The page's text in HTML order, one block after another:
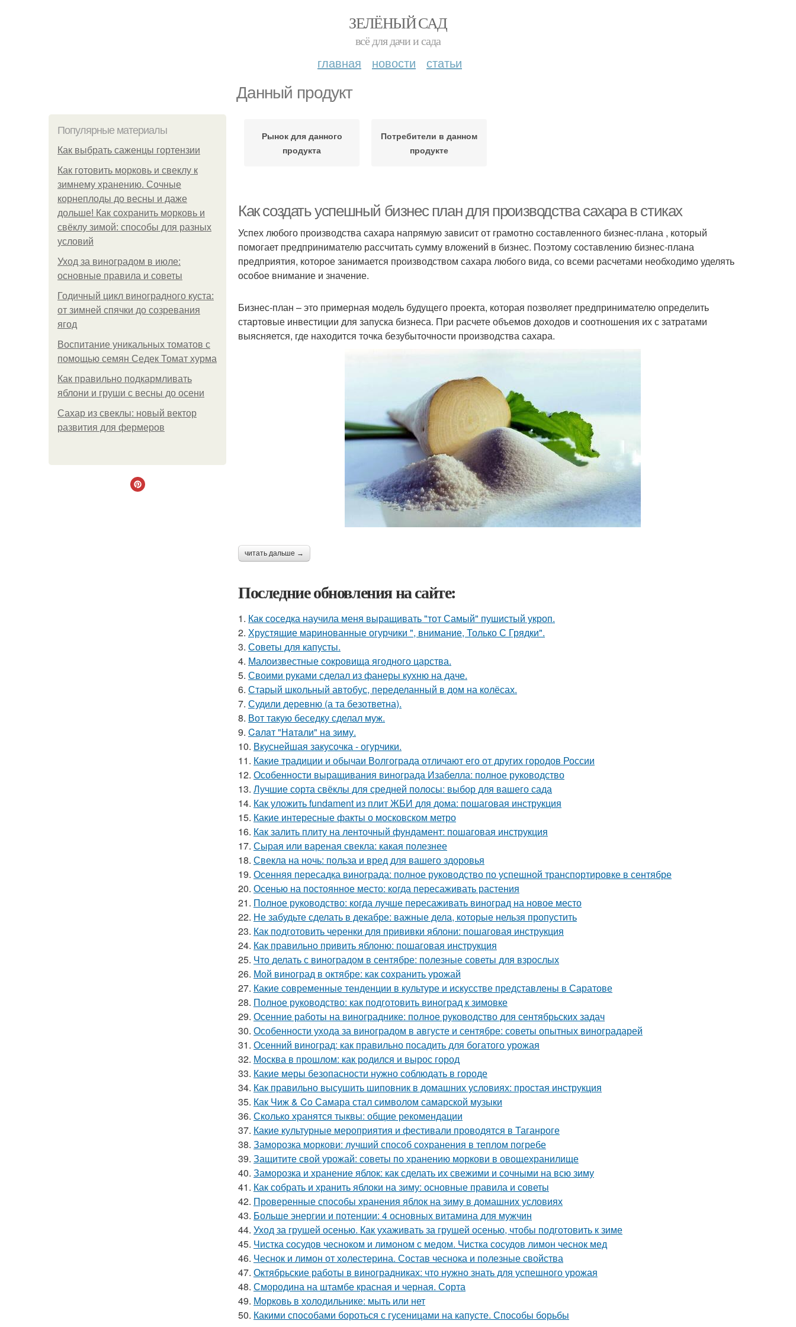
ЗЕЛЁНЫЙ САД
всё для дачи и сада
главная новости статьи
Данный продукт
Популярные материалы
Как выбрать саженцы гортензии
Как готовить морковь и свеклу к
зимнему хранению. Сочные
корнеплоды до весны и даже
дольше! Как сохранить морковь и
свёклу зимой: способы для разных
условий
Уход за виноградом в июле:
основные правила и советы
Годичный цикл виноградного куста:
от зимней спячки до созревания
ягод
Воспитание уникальных томатов с
помощью семян Седек Томат хурма
Как правильно подкармливать
яблони и груши с весны до осени
Сахар из свеклы: новый вектор
развития для фермеров
Рынок для данного
продукта
Потребители в данном
продукте
Как создать успешный бизнес план для производства сахара в стиках
Успех любого производства сахара напрямую зависит от грамотно составленного бизнес-плана , который
помогает предпринимателю рассчитать сумму вложений в бизнес. Поэтому составлению бизнес-плана
предприятия, которое занимается производством сахара любого вида, со всеми расчетами необходимо уделять
особое внимание и значение.
Бизнес-план – это примерная модель будущего проекта, которая позволяет предпринимателю определить
стартовые инвестиции для запуска бизнеса. При расчете объемов доходов и соотношения их с затратами
выясняется, где находится точка безубыточности производства сахара.
читать дальше →
Последние обновления на сайте:
1. Как соседка научила меня выращивать "тот Самый" пушистый укроп.
2. Хрустящие маринованные огурчики ", внимание, Только С Грядки".
3. Советы для капусты.
4. Малоизвестные сокровища ягодного царства.
5. Своими руками сделал из фанеры кухню на даче.
6. Старый школьный автобус, переделанный в дом на колёсах.
7. Судили деревню (а та безответна).
8. Вот такую беседку сделал муж.
9. Caлaт "Нaтaли" нa зиму.
10. Вкуснейшая закусочка - огурчики.
11. Какие традиции и обычаи Волгограда отличают его от других городов России
12. Особенности выращивания винограда Изабелла: полное руководство
13. Лучшие сорта свёклы для средней полосы: выбор для вашего сада
14. Как уложить fundament из плит ЖБИ для дома: пошаговая инструкция
15. Какие интересные факты о московском метро
16. Как залить плиту на ленточный фундамент: пошаговая инструкция
17. Сырая или вареная свекла: какая полезнее
18. Свекла на ночь: польза и вред для вашего здоровья
19. Осенняя пересадка винограда: полное руководство по успешной транспортировке в сентябре
20. Осенью на постоянное место: когда пересаживать растения
21. Полное руководство: когда лучше пересаживать виноград на новое место
22. Не забудьте сделать в декабре: важные дела, которые нельзя пропустить
23. Как подготовить черенки для прививки яблони: пошаговая инструкция
24. Как правильно привить яблоню: пошаговая инструкция
25. Что делать с виноградом в сентябре: полезные советы для взрослых
26. Мой виноград в октябре: как сохранить урожай
27. Какие современные тенденции в культуре и искусстве представлены в Саратове
28. Полное руководство: как подготовить виноград к зимовке
29. Осенние работы на винограднике: полное руководство для сентябрьских задач
30. Особенности ухода за виноградом в августе и сентябре: советы опытных виноградарей
31. Осенний виноград: как правильно посадить для богатого урожая
32. Москва в прошлом: как родился и вырос город
33. Какие меры безопасности нужно соблюдать в городе
34. Как правильно высушить шиповник в домашних условиях: простая инструкция
35. Как Чиж & Co Самара стал символом самарской музыки
36. Сколько хранятся тыквы: общие рекомендации
37. Какие культурные мероприятия и фестивали проводятся в Таганроге
38. Заморозка моркови: лучший способ сохранения в теплом погребе
39. Защитите свой урожай: советы по хранению моркови в овощехранилище
40. Заморозка и хранение яблок: как сделать их свежими и сочными на всю зиму
41. Как собрать и хранить яблоки на зиму: основные правила и советы
42. Проверенные способы хранения яблок на зиму в домашних условиях
43. Больше энергии и потенции: 4 основных витамина для мужчин
44. Уход за грушей осенью. Как ухаживать за грушей осенью, чтобы подготовить к зиме
45. Чистка сосудов чесноком и лимоном с медом. Чистка сосудов лимон чеснок мед
46. Чеснок и лимон от холестерина. Состав чеснока и полезные свойства
47. Октябрьские работы в виноградниках: что нужно знать для успешного урожая
48. Смородина на штамбе красная и черная. Сорта
49. Морковь в холодильнике: мыть или нет
50. Какими способами бороться с гусеницами на капусте. Способы борьбы